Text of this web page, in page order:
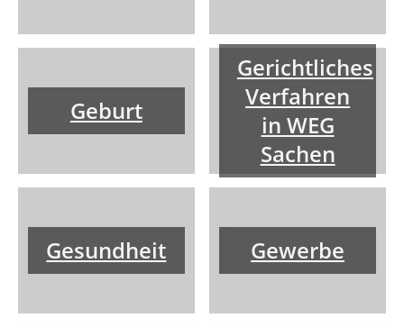
Geburt
Gerichtliches
Verfahren
in WEG
Sachen
Gesundheit Gewerbe